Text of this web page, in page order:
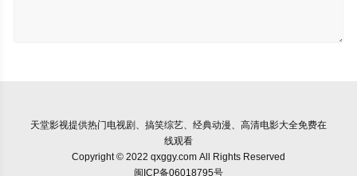
天堂影视提供热门电视剧、搞笑综艺、经典动漫、高清电影大全免费在
线观看
Copyright © 2022 qxggy.com All Rights Reserved
闽ICP备06018795号